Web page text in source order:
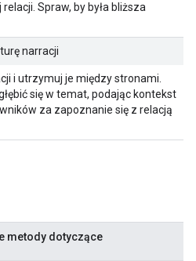
Spraw, by była bliższa
narracji
i utrzymuj je między stronami.
się w temat, podając kontekst
za zapoznanie się z relacją
metody dotyczące